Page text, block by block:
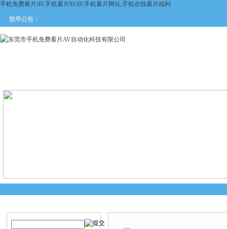
手机免费看片AV,手机看片91AV,手机看片网址,手机在线看片福利
较早公告：
AV